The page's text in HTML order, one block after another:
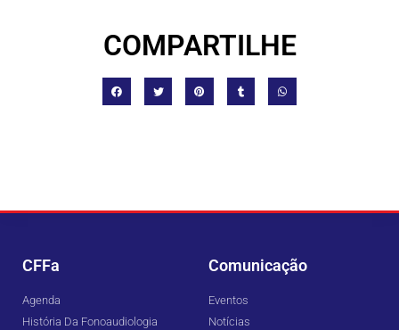
COMPARTILHE
CFFa
Agenda
História Da Fonoaudiologia
Comunicação
Eventos
Notícias